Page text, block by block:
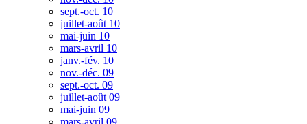
sept.-oct. 10
juillet-août 10
mai-juin 10
mars-avril 10
janv.-fév. 10
nov.-déc. 09
sept.-oct. 09
juillet-août 09
mai-juin 09
mars-avril 09